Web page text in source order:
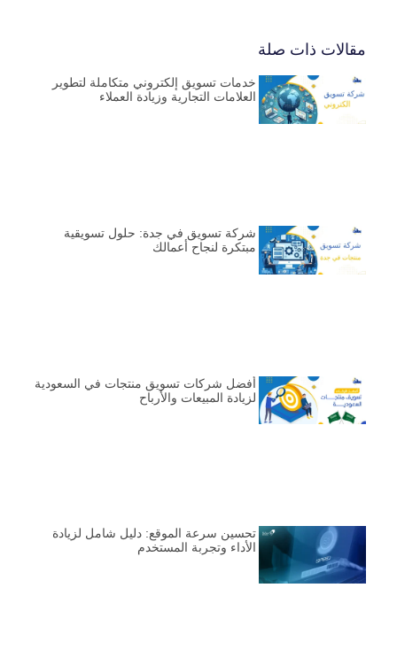
مقالات ذات صلة
خدمات تسويق إلكتروني متكاملة لتطوير
العلامات التجارية وزيادة العملاء
شركة تسويق في جدة: حلول تسويقية
مبتكرة لنجاح أعمالك
أفضل شركات تسويق منتجات في السعودية
لزيادة المبيعات والأرباح
تحسين سرعة الموقع: دليل شامل لزيادة
الأداء وتجربة المستخدم